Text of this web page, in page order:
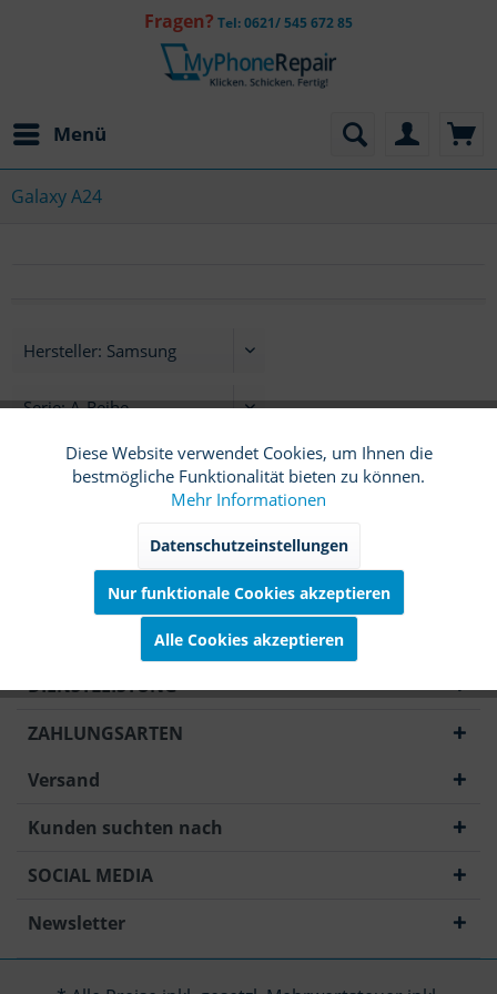
Fragen? Tel: 0621/ 545 672 85
Menü
Galaxy A24
DIENSTLEISTUNG
ZAHLUNGSARTEN
Versand
Kunden suchten nach
SOCIAL MEDIA
Newsletter
Funktionale Aktiv
Tracking Inaktiv
Diese Website verwendet Cookies, um Ihnen die
bestmögliche Funktionalität bieten zu können.
Mehr Informationen
Datenschutzeinstellungen
Nur funktionale Cookies akzeptieren
Alle Cookies akzeptieren